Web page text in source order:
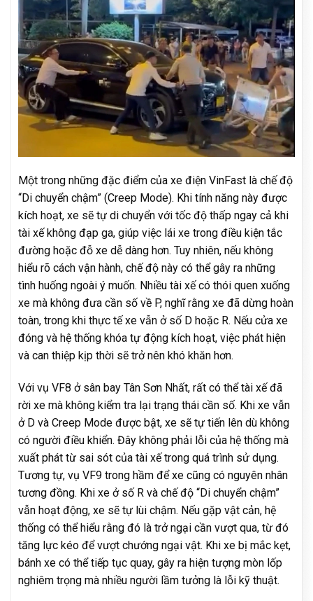
Một trong những đặc điểm của xe điện VinFast là chế độ
“Di chuyển chậm” (Creep Mode). Khi tính năng này được
kích hoạt, xe sẽ tự di chuyển với tốc độ thấp ngay cả khi
tài xế không đạp ga, giúp việc lái xe trong điều kiện tắc
đường hoặc đỗ xe dễ dàng hơn. Tuy nhiên, nếu không
hiểu rõ cách vận hành, chế độ này có thể gây ra những
tình huống ngoài ý muốn. Nhiều tài xế có thói quen xuống
xe mà không đưa cần số về P, nghĩ rằng xe đã dừng hoàn
toàn, trong khi thực tế xe vẫn ở số D hoặc R. Nếu cửa xe
đóng và hệ thống khóa tự động kích hoạt, việc phát hiện
và can thiệp kịp thời sẽ trở nên khó khăn hơn.
Với vụ VF8 ở sân bay Tân Sơn Nhất, rất có thể tài xế đã
rời xe mà không kiểm tra lại trạng thái cần số. Khi xe vẫn
ở D và Creep Mode được bật, xe sẽ tự tiến lên dù không
có người điều khiển. Đây không phải lỗi của hệ thống mà
xuất phát từ sai sót của tài xế trong quá trình sử dụng.
Tương tự, vụ VF9 trong hầm để xe cũng có nguyên nhân
tương đồng. Khi xe ở số R và chế độ “Di chuyển chậm”
vẫn hoạt động, xe sẽ tự lùi chậm. Nếu gặp vật cản, hệ
thống có thể hiểu rằng đó là trở ngại cần vượt qua, từ đó
tăng lực kéo để vượt chướng ngại vật. Khi xe bị mắc kẹt,
bánh xe có thể tiếp tục quay, gây ra hiện tượng mòn lốp
nghiêm trọng mà nhiều người lầm tưởng là lỗi kỹ thuật.